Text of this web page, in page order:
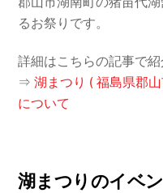
るお祭りです。
詳細はこちらの記事で紹
⇒湖まつり ( 福島県郡
について
湖まつりのイベ